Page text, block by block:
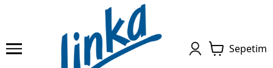
Sepetim